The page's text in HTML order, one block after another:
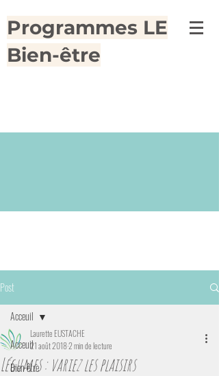
Programmes LE
Bien-être
Post
Acceuil
Bien-être
Acceuil
Légumes : variez les plaisirs
Laurette EUSTACHE
21 août 20182 min de lecture